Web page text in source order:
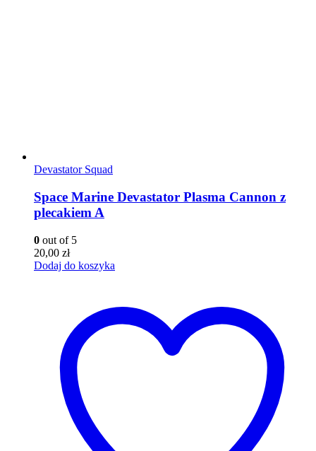
Devastator Squad
Space Marine Devastator Plasma Cannon z
plecakiem A
0 out of 5
20,00 zł
Dodaj do koszyka